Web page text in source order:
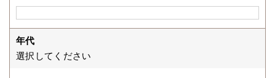
年代
選択してください